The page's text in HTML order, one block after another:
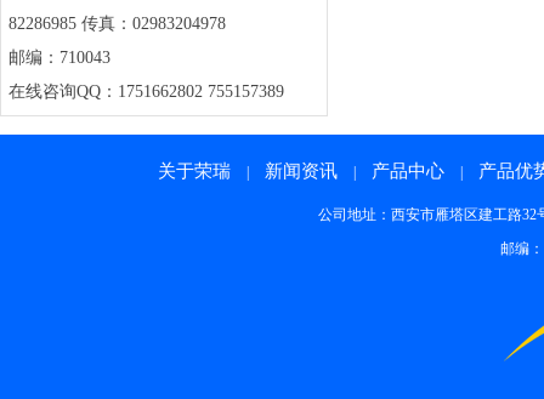
82286985 传真：02983204978
邮编：710043
在线咨询QQ：1751662802 755157389
关于荣瑞 新闻资讯 产品中心 产品优
公司地址：西安市雁塔区建工路32
邮编